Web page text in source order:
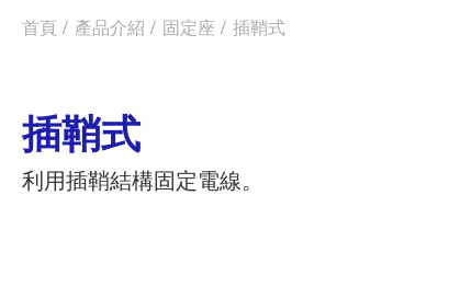
首頁 產品介紹 固定座 插鞘式
插鞘式
利用插鞘結構固定電線。